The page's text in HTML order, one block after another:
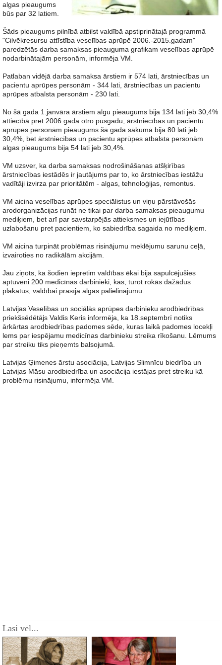
algas pieaugums
būs par 32 latiem.
Šāds pieaugums pilnībā atbilst valdībā apstiprinātajā programmā
"Cilvēkresursu attīstība veselības aprūpē 2006.-2015.gadam"
paredzētās darba samaksas pieauguma grafikam veselības aprūpē
nodarbinātajām personām, informēja VM.
Patlaban vidējā darba samaksa ārstiem ir 574 lati, ārstniecības un
pacientu aprūpes personām - 344 lati, ārstniecības un pacientu
aprūpes atbalsta personām - 230 lati.
No šā gada 1.janvāra ārstiem algu pieaugums bija 134 lati jeb 30,4%
attiecībā pret 2006.gada otro pusgadu, ārstniecības un pacientu
aprūpes personām pieaugums šā gada sākumā bija 80 lati jeb
30,4%, bet ārstniecības un pacientu aprūpes atbalsta personām
algas pieaugums bija 54 lati jeb 30,4%.
VM uzsver, ka darba samaksas nodrošināšanas atšķirības
ārstniecības iestādēs ir jautājums par to, ko ārstniecības iestāžu
vadītāji izvirza par prioritātēm - algas, tehnoloģijas, remontus.
VM aicina veselības aprūpes speciālistus un viņu pārstāvošās
arodorganizācijas runāt ne tikai par darba samaksas pieaugumu
mediķiem, bet arī par savstarpējās attieksmes un iejūtības
uzlabošanu pret pacientiem, ko sabiedrība sagaida no mediķiem.
VM aicina turpināt problēmas risinājumu meklējumu sarunu ceļā,
izvairoties no radikālām akcijām.
Jau ziņots, ka šodien iepretim valdības ēkai bija sapulcējušies
aptuveni 200 medicīnas darbinieki, kas, turot rokās dažādus
plakātus, valdībai prasīja algas palielinājumu.
Latvijas Veselības un sociālās aprūpes darbinieku arodbiedrības
priekšsēdētājs Valdis Keris informēja, ka 18.septembrī notiks
ārkārtas arodbiedrības padomes sēde, kuras laikā padomes locekļi
lems par iespējamu medicīnas darbinieku streika rīkošanu. Lēmums
par streiku tiks pieņemts balsojumā.
Latvijas Ģimenes ārstu asociācija, Latvijas Slimnīcu biedrība un
Latvijas Māsu arodbiedrība un asociācija iestājas pret streiku kā
problēmu risinājumu, informēja VM.
Lasi vēl...